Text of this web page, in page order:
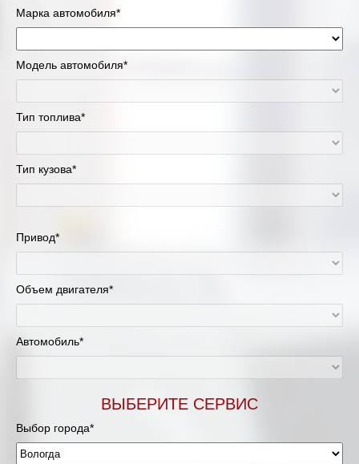
Марка автомобиля*
Модель автомобиля*
Тип топлива*
Тип кузова*
Привод*
Объем двигателя*
Автомобиль*
ВЫБЕРИТЕ СЕРВИС
Выбор города*